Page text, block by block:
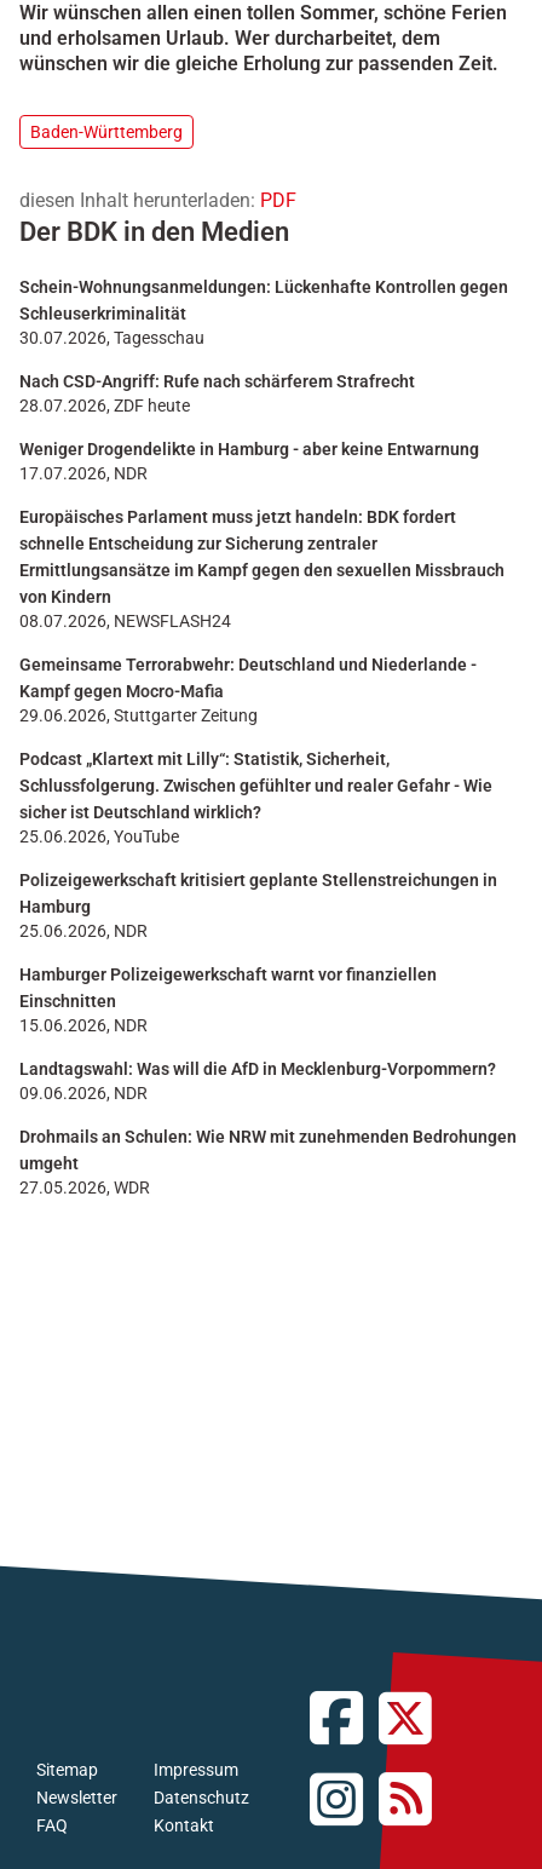
Wir wünschen allen einen tollen Sommer, schöne Ferien
und erholsamen Urlaub. Wer durcharbeitet, dem
wünschen wir die gleiche Erholung zur passenden Zeit.
Baden-Württemberg
diesen Inhalt herunterladen: PDF
Der BDK in den Medien
Schein-Wohnungsanmeldungen: Lückenhafte Kontrollen gegen
Schleuserkriminalität
30.07.2026, Tagesschau
Nach CSD-Angriff: Rufe nach schärferem Strafrecht
28.07.2026, ZDF heute
Weniger Drogendelikte in Hamburg - aber keine Entwarnung
17.07.2026, NDR
Europäisches Parlament muss jetzt handeln: BDK fordert
schnelle Entscheidung zur Sicherung zentraler
Ermittlungsansätze im Kampf gegen den sexuellen Missbrauch
von Kindern
08.07.2026, NEWSFLASH24
Gemeinsame Terrorabwehr: Deutschland und Niederlande -
Kampf gegen Mocro-Mafia
29.06.2026, Stuttgarter Zeitung
Podcast „Klartext mit Lilly“: Statistik, Sicherheit,
Schlussfolgerung. Zwischen gefühlter und realer Gefahr - Wie
sicher ist Deutschland wirklich?
25.06.2026, YouTube
Polizeigewerkschaft kritisiert geplante Stellenstreichungen in
Hamburg
25.06.2026, NDR
Hamburger Polizeigewerkschaft warnt vor finanziellen
Einschnitten
15.06.2026, NDR
Landtagswahl: Was will die AfD in Mecklenburg-Vorpommern?
09.06.2026, NDR
Drohmails an Schulen: Wie NRW mit zunehmenden Bedrohungen
umgeht
27.05.2026, WDR
FAQ
Newsletter
Sitemap
Kontakt
Datenschutz
Impressum